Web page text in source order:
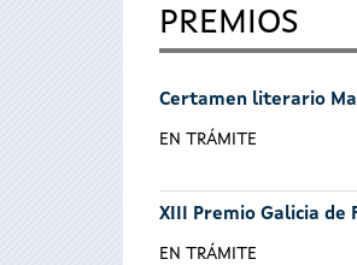
encuentra
aquí
PREMIOS
Certamen literario
EN TRÁMITE
XIII Premio Galicia
EN TRÁMITE